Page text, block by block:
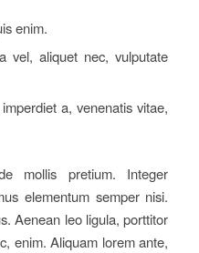
enim.
vel, aliquet nec, vulputate
a, venenatis vitae,
mollis pretium. Integer
elementum semper nisi.
Aenean leo ligula, porttitor
enim. Aliquam lorem ante,